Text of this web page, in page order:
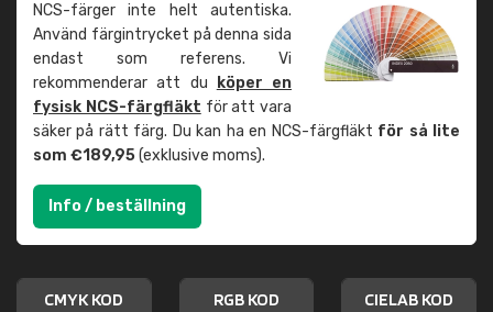
NCS-färger inte helt autentiska.
Använd färgintrycket på denna sida
endast som referens. Vi
rekommenderar att du
köper en
fysisk NCS-färgfläkt för att vara
säker på rätt färg. Du kan ha en NCS-färgfläkt för så lite
som €189,95(exklusive moms).
Info / beställning
CMYK KOD RGB KOD CIELAB KOD